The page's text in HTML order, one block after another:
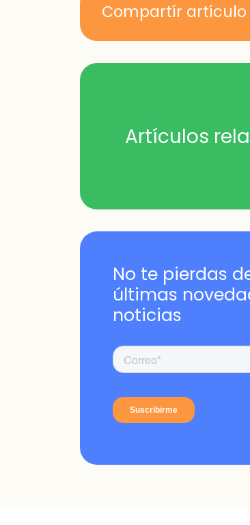
Compartír artículo
Artículos
No te pierdas
últimas
noticias